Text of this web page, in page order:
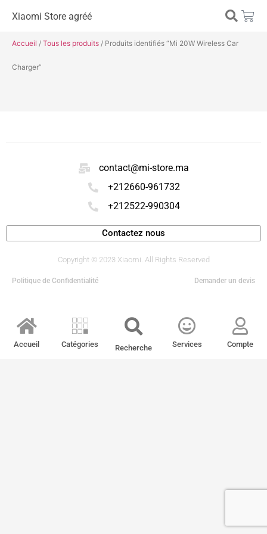
Xiaomi Store agréé
Accueil / Tous les produits / Produits identifiés “Mi 20W Wireless Car
Charger”
contact@mi-store.ma
+212660-961732
+212522-990304
Contactez nous
Copyright © 2023 Xiaomi. All Rights Reserved
Politique de Confidentialité Demander un devis
Accueil Catégories Recherche Services Compte